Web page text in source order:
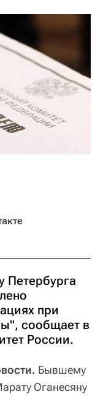
Петербурга
при
сообщает в
России.
Бывшему
Оганесяну